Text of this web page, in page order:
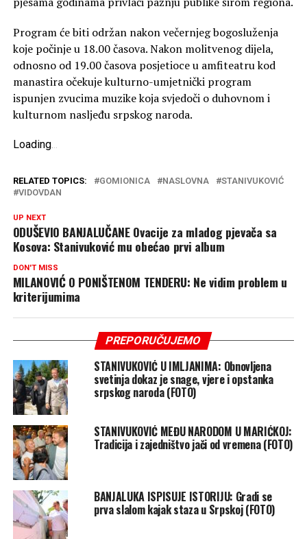
Program će biti održan nakon večernjeg bogosluženja
koje počinje u 18.00 časova. Nakon molitvenog dijela,
odnosno od 19.00 časova posjetioce u amfiteatru kod
manastira očekuje kulturno-umjetnički program
ispunjen zvucima muzike koja svjedoči o duhovnom i
kulturnom nasljeđu srpskog naroda.
Loading...
RELATED TOPICS: GOMIONICA NASLOVNA
STANIVUKOVIĆ
VIDOVDAN
UP NEXT
ODUŠEVIO BANJALUČANE Ovacije za mladog pjevača sa
Kosova: Stanivuković mu obećao prvi album
DON'T MISS
MILANOVIĆ O PONIŠTENOM TENDERU: Ne vidim problem u
kriterijumima
PREPORUČUJEMO
STANIVUKOVIĆ U IMLJANIMA: Obnovljena
svetinja dokaz je snage, vjere i opstanka
srpskog naroda (FOTO)
STANIVUKOVIĆ MEĐU NARODOM U MARIĆKOJ:
Tradicija i zajedništvo jači od vremena (FOTO)
BANJALUKA ISPISUJE ISTORIJU: Gradi se
prva slalom kajak staza u Srpskoj (FOTO)